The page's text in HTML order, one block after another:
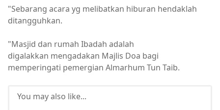
"Sebarang acara yg melibatkan hiburan hendaklah
ditangguhkan.
"Masjid dan rumah Ibadah adalah
digalakkan mengadakan Majlis Doa bagi
memperingati pemergian Almarhum Tun Taib.
You may also like...